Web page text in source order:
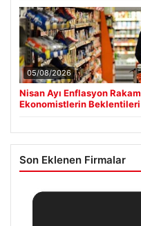
05/08/2026
Nisan Ayı Enflasyon
Ekonomistlerin
Son Eklenen Firmalar